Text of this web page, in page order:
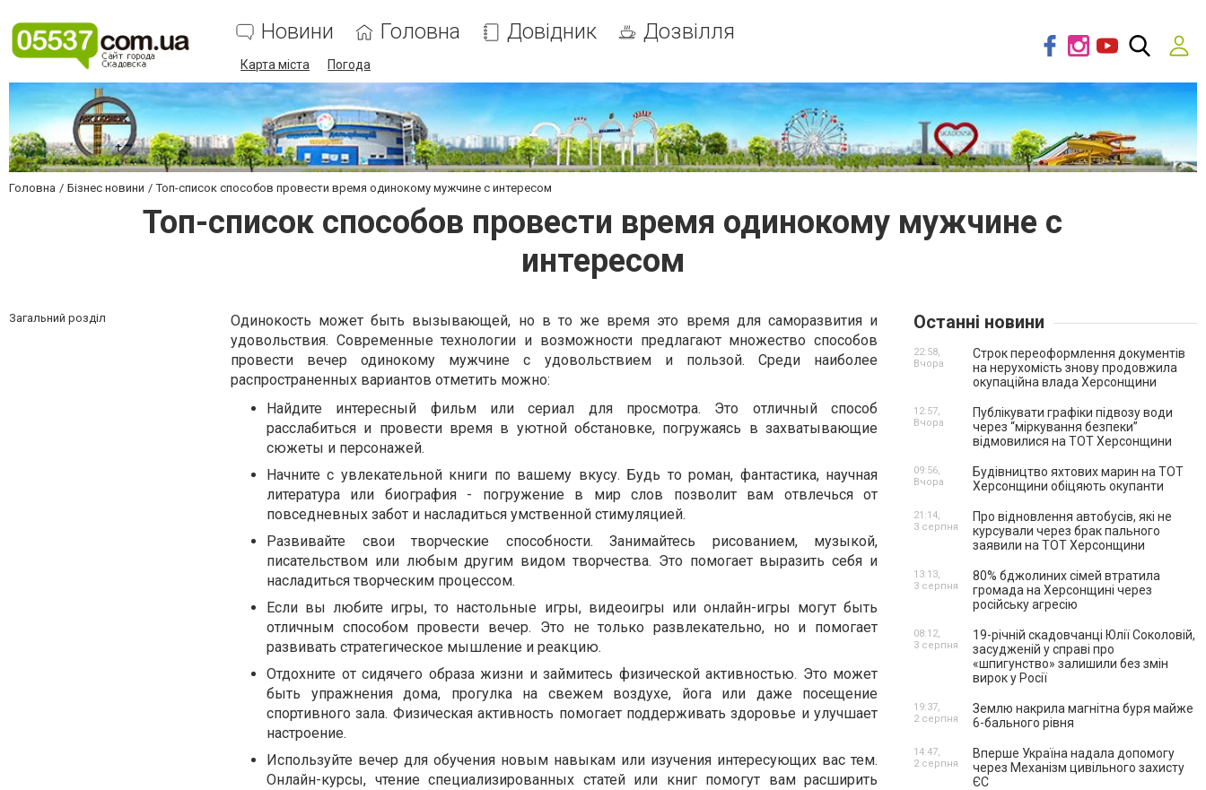
Новини Головна Довідник Дозвілля
Карта міста Погода
Головна Бізнес новини Топ-список способов провести время одинокому мужчине с интересом
Топ-список способов провести время одинокому мужчине с
интересом
Загальний розділ
Одинокость может быть вызывающей, но в то же время это время для саморазвития и
удовольствия. Современные технологии и возможности предлагают множество способов
провести вечер одинокому мужчине с удовольствием и пользой. Среди наиболее
распространенных вариантов отметить можно:
Найдите интересный фильм или сериал для просмотра. Это отличный способ
расслабиться и провести время в уютной обстановке, погружаясь в захватывающие
сюжеты и персонажей.
Начните с увлекательной книги по вашему вкусу. Будь то роман, фантастика, научная
литература или биография - погружение в мир слов позволит вам отвлечься от
повседневных забот и насладиться умственной стимуляцией.
Развивайте свои творческие способности. Занимайтесь рисованием, музыкой,
писательством или любым другим видом творчества. Это помогает выразить себя и
насладиться творческим процессом.
Если вы любите игры, то настольные игры, видеоигры или онлайн-игры могут быть
отличным способом провести вечер. Это не только развлекательно, но и помогает
развивать стратегическое мышление и реакцию.
Отдохните от сидячего образа жизни и займитесь физической активностью. Это может
быть упражнения дома, прогулка на свежем воздухе, йога или даже посещение
спортивного зала. Физическая активность помогает поддерживать здоровье и улучшает
настроение.
Используйте вечер для обучения новым навыкам или изучения интересующих вас тем.
Онлайн-курсы, чтение специализированных статей или книг помогут вам расширить
Останні новини
Строк переоформлення документів
на нерухомість знову продовжила
окупаційна влада Херсонщини
22:58,
Вчора
Публікувати графіки підвозу води
через “міркування безпеки”
відмовилися на ТОТ Херсонщини
12:57,
Вчора
Будівництво яхтових марин на ТОТ
Херсонщини обіцяють окупанти
09:56,
Вчора
Про відновлення автобусів, які не
курсували через брак пального
заявили на ТОТ Херсонщини
21:14,
3 серпня
80% бджолиних сімей втратила
громада на Херсонщині через
російську агресію
13:13,
3 серпня
19-річній скадовчанці Юлії Соколовій,
засудженій у справі про
«шпигунство» залишили без змін
вирок у Росії
08:12,
3 серпня
Землю накрила магнітна буря майже
6-бального рівня
19:37,
2 серпня
Вперше Україна надала допомогу
через Механізм цивільного захисту
ЄС
14:47,
2 серпня